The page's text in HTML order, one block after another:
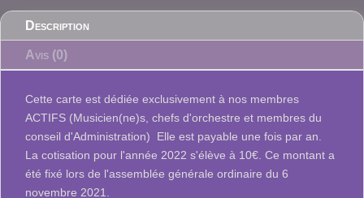
Description
Avis (0)
Cette carte est dédiée exclusivement à nos membres
ACTIFS (Musicien(ne)s, chefs d'orchestre et membres du
conseil d'Administration) Elle est payable une fois par an.
La cotisation pour l'année 2022 s'élève à 10€. Ce montant a
été fixé lors de l'assemblée générale ordinaire du 6
novembre 2021.